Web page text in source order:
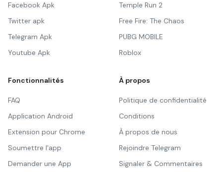
Facebook Apk
Twitter apk
Telegram Apk
Youtube Apk
Temple Run 2
Free Fire: The Chaos
PUBG MOBILE
Roblox
Fonctionnalités
FAQ
Application Android
Extension pour Chrome
Soumettre l'app
Demander une App
À propos
Politique de confidentialité
Conditions
À propos de nous
Rejoindre Telegram
Signaler & Commentaires